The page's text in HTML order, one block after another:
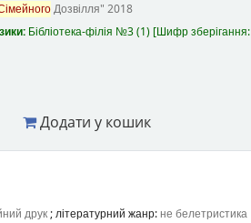
Дозвілля" 2018
Бібліотека-філія №3(1) Шифр зберігання:
Додати у кошик
друк; літературний жанр:не белетристика